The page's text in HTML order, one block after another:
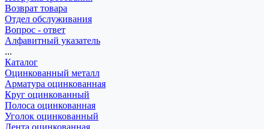
Возврат товара
Отдел обслуживания
Вопрос - ответ
Алфавитный указатель
...
Каталог
Оцинкованный металл
Арматура оцинкованная
Круг оцинкованный
Полоса оцинкованная
Уголок оцинкованный
Лента оцинкованная